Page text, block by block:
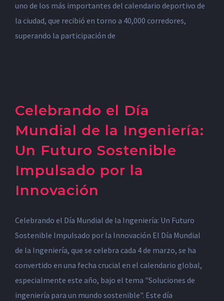
uno de los más importantes del calendario deportivo de
la ciudad, que recibió en torno a 40,000 corredores,
superando la participación de
Celebrando el Día
Mundial de la Ingeniería:
Un Futuro Sostenible
Impulsado por la
Innovación
Celebrando el Día Mundial de la Ingeniería: Un Futuro
Sostenible Impulsado por la Innovación El Día Mundial
de la Ingeniería, que se celebra cada 4 de marzo, se ha
convertido en una fecha crucial en el calendario global,
especialmente este año, bajo el tema "Soluciones de
ingeniería para un mundo sostenible". Este día